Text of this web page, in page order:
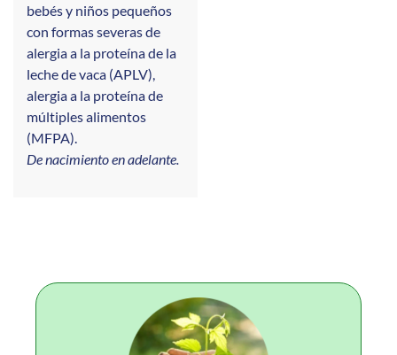
bebés y niños pequeños
con formas severas de
alergia a la proteína de la
leche de vaca (APLV),
alergia a la proteína de
múltiples alimentos
(MFPA).
De nacimiento en adelante.